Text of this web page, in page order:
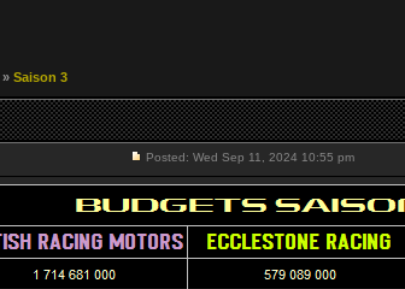
» Saison 3
Posted: Wed Sep 11, 2024 10:55 pm